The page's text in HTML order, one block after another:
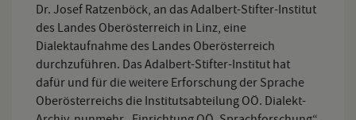
Dr. Josef Ratzenböck, an das Adalbert-Stifter-Institut
des Landes Oberösterreich in Linz, eine
Dialektaufnahme des Landes Oberösterreich
durchzuführen. Das Adalbert-Stifter-Institut hat
dafür und für die weitere Erforschung der Sprache
Oberösterreichs die Institutsabteilung OÖ. Dialekt-